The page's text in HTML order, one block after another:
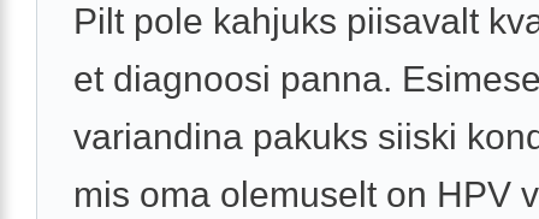
Pilt pole kahjuks piisavalt
et diagnoosi panna.
variandina pakuks siiski
mis oma olemuselt on HPV